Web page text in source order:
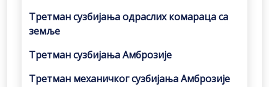
Третман сузбијања одраслих комараца са
земље
Третман сузбијања Амброзије
Третман механичког сузбијања Амброзије